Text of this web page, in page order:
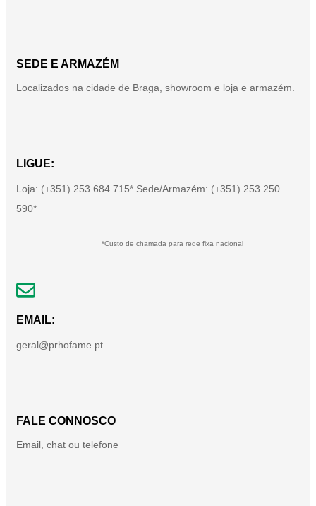
SEDE E ARMAZÉM
Localizados na cidade de Braga, showroom e loja e armazém.
LIGUE:
Loja: (+351) 253 684 715* Sede/Armazém: (+351) 253 250
590*
*Custo de chamada para rede fixa nacional
EMAIL:
geral@prhofame.pt
FALE CONNOSCO
Email, chat ou telefone